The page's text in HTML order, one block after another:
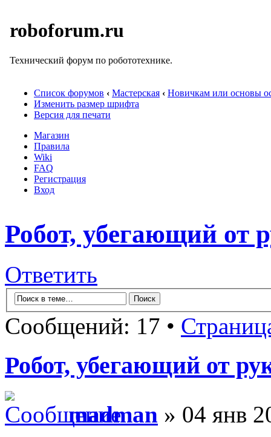
roboforum.ru
Технический форум по робототехнике.
Список форумов ‹ Мастерская ‹ Новичкам или основы
Изменить размер шрифта
Версия для печати
Магазин
Правила
Wiki
FAQ
Регистрация
Вход
Робот, убегающий от
Ответить
Сообщений: 17 •
Робот, убегающий от
madman » 04 янв